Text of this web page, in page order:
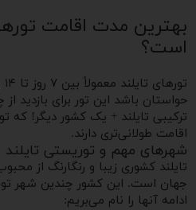
بهترین مدت اقامت
است؟
حواستان باشد این تور برای بازدید
ترکیبی تایلند + یک کشور دیگر! که
اقامت طولانی‌تری دارند.
شهرهای مهم و توریستی تایلند
تایلند کشوری زیبا و رنگارنگ از
جهان است. این کشور چندین شهر
ادامه آنها را نام می‌بریم: